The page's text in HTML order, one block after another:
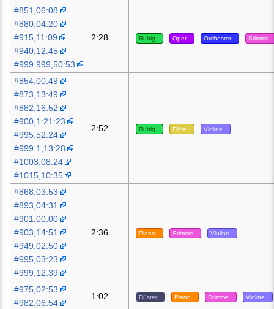
#851,06:08
#880,04:20
#915,11:09
#940,12:45
#999.999,50:53
2:28 Ruhig Oper Orchester Stimme
#854,00:49
#873,13:49
#882,16:52
#900,1:21:23
#995,52:24
#999.1,13:28
#1003,08:24
#1015,10:35
2:52 Ruhig Flöte Violine
#868,03:53
#893,04:31
#901,00:00
#903,14:51
#949,02:50
#995,03:23
#999,12:39
2:36 Piano Stimme Violine
#975,02:53
#982,06:54
1:02 Düster Piano Stimme Violine